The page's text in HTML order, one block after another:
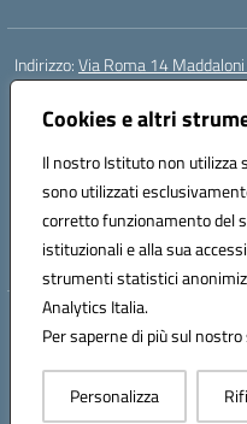
Cookies e altri
Il nostro Istituto non
sono utilizzati
corretto funzionamento del
istituzionali e alla sua
strumenti statistici
Analytics Italia.
Per saperne di più sul
Personalizza
Indirizzo:Via Roma 14
Centralino:
Posta elettronica certificata
Codice fiscale: 80006190617
Codice meccanografico:
Codice Indice delle Pubbliche
Codice unico di fatturazione (CUF):
Hosting &
Concept &